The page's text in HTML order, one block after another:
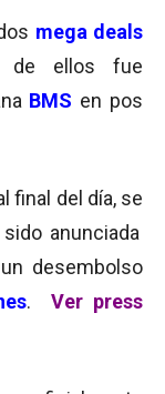
mega deals
de ellos fue
BMS en pos
final del día, se
anunciada
desembolso
.Ver press